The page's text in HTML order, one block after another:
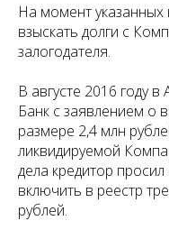
На момент
взыскать долги с
залогодателя.
В августе 2016 году
Банк с заявлением о
размере 2,4 млн
ликвидируемой
дела кредитор
включить в реестр
рублей.